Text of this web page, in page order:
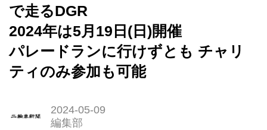
で走るDGR
2024年は5月19日(日)開催
パレードランに行けずとも チャリ
ティのみ参加も可能
2024-05-09
編集部